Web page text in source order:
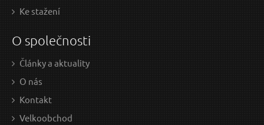
Doprava zdarma
Ke stažení
O společnosti
Články a aktuality
O nás
Kontakt
Velkoobchod